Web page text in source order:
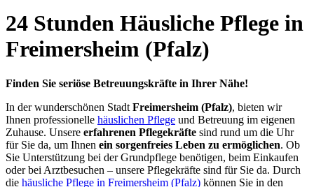
24 Stunden Häusliche Pflege in
Freimersheim (Pfalz)
Finden Sie seriöse Betreuungskräfte in Ihrer Nähe!
In der wunderschönen Stadt Freimersheim (Pfalz), bieten wir
Ihnen professionelle häuslichen Pflege und Betreuung im eigenen
Zuhause. Unsere erfahrenen Pflegekräfte sind rund um die Uhr
für Sie da, um Ihnen ein sorgenfreies Leben zu ermöglichen. Ob
Sie Unterstützung bei der Grundpflege benötigen, beim Einkaufen
oder bei Arztbesuchen – unsere Pflegekräfte sind für Sie da. Durch
die häusliche Pflege in Freimersheim (Pfalz) können Sie in den